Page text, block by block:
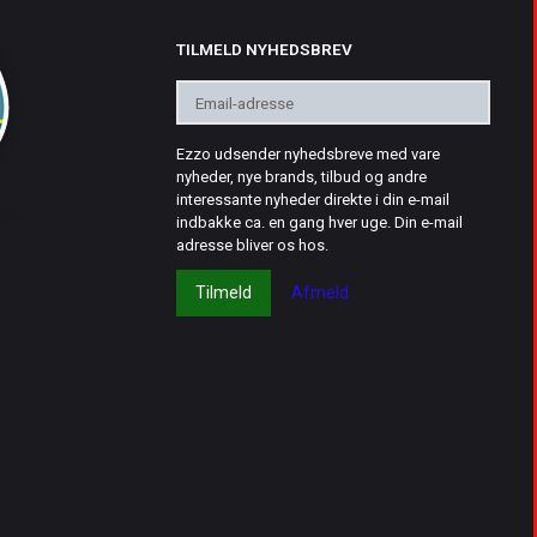
TILMELD NYHEDSBREV
adresse
Ezzo udsender nyhedsbreve med vare
nyheder, nye brands, tilbud og andre
interessante nyheder direkte i din e-mail
indbakke ca. en gang hver uge. Din e-mail
adresse bliver os hos.
Tilmeld Afmeld